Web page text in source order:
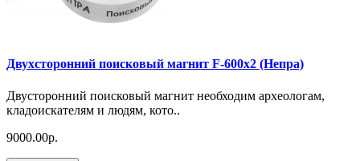
Двухсторонний поисковый магнит F-600x2 (Непра)
Двусторонний поисковый магнит необходим археологам,
кладоискателям и людям, кото..
9000.00р.